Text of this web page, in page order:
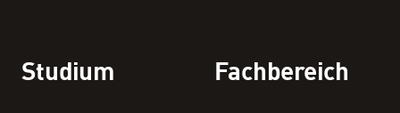
Fachbereichskalender
Studium Fachbereich